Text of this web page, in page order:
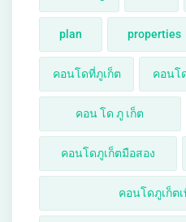
plan properties
คอนโดที่ภูเก็ต คอนโ
คอน โด ภู เก็ต
คอนโดภูเก็ตมือสอง
คอนโดภูเก็ต